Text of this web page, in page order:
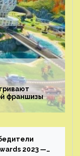
франшизы
2023 —